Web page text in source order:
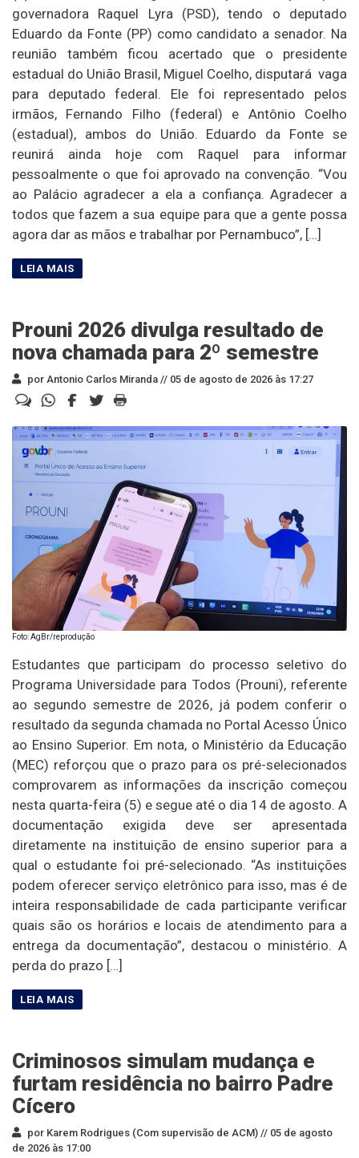
governadora Raquel Lyra (PSD), tendo o deputado
Eduardo da Fonte (PP) como candidato a senador. Na
reunião também ficou acertado que o presidente
estadual do União Brasil, Miguel Coelho, disputará vaga
para deputado federal. Ele foi representado pelos
irmãos, Fernando Filho (federal) e Antônio Coelho
(estadual), ambos do União. Eduardo da Fonte se
reunirá ainda hoje com Raquel para informar
pessoalmente o que foi aprovado na convenção. “Vou
ao Palácio agradecer a ela a confiança. Agradecer a
todos que fazem a sua equipe para que a gente possa
agora dar as mãos e trabalhar por Pernambuco”, […]
Prouni 2026 divulga resultado de
nova chamada para 2º semestre
por Antonio Carlos Miranda // 05 de agosto de 2026 às 17:27
Foto: AgBr/reprodução
Estudantes que participam do processo seletivo do
Programa Universidade para Todos (Prouni), referente
ao segundo semestre de 2026, já podem conferir o
resultado da segunda chamada no Portal Acesso Único
ao Ensino Superior. Em nota, o Ministério da Educação
(MEC) reforçou que o prazo para os pré-selecionados
comprovarem as informações da inscrição começou
nesta quarta-feira (5) e segue até o dia 14 de agosto. A
documentação exigida deve ser apresentada
diretamente na instituição de ensino superior para a
qual o estudante foi pré-selecionado. “As instituições
podem oferecer serviço eletrônico para isso, mas é de
inteira responsabilidade de cada participante verificar
quais são os horários e locais de atendimento para a
entrega da documentação”, destacou o ministério. A
perda do prazo […]
Criminosos simulam mudança e
furtam residência no bairro Padre
Cícero
por Karem Rodrigues (Com supervisão de ACM) // 05 de agosto
de 2026 às 17:00